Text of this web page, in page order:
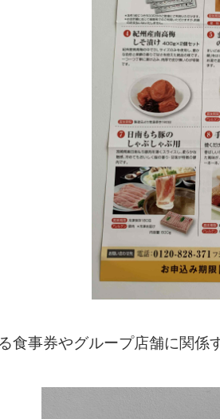
食事券やグループ店舗に関